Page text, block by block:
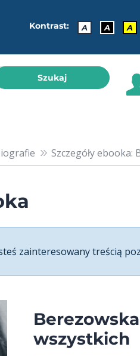
Kontrast: A A A
Szukaj
Szczegóły ebooka:
zainteresowany treścią
wszystkich